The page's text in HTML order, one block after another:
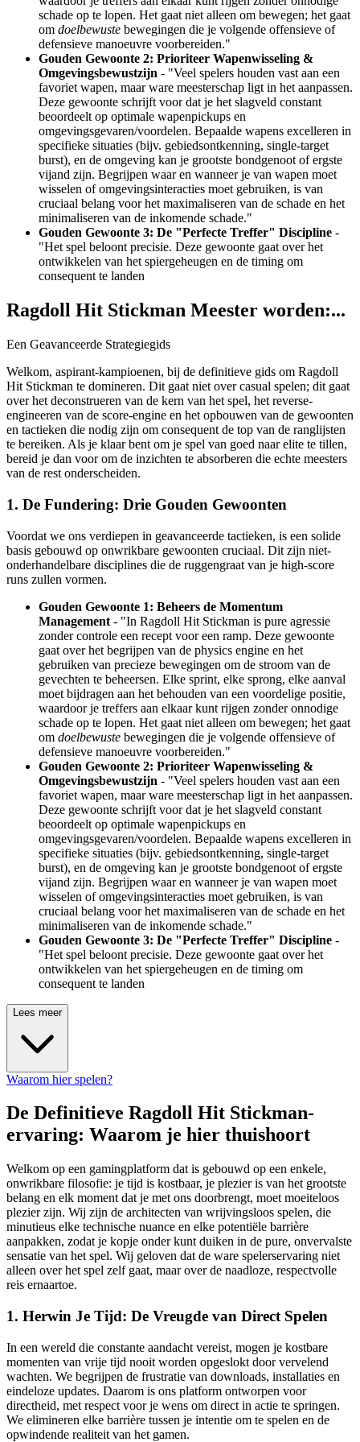
schade op te lopen. Het gaat niet alleen om bewegen; het gaat
om doelbewuste bewegingen die je volgende offensieve of
defensieve manoeuvre voorbereiden."
Gouden Gewoonte 2: Prioriteer Wapenwisseling &
Omgevingsbewustzijn - "Veel spelers houden vast aan een
favoriet wapen, maar ware meesterschap ligt in het aanpassen.
Deze gewoonte schrijft voor dat je het slagveld constant
beoordeelt op optimale wapenpickups en
omgevingsgevaren/voordelen. Bepaalde wapens excelleren in
specifieke situaties (bijv. gebiedsontkenning, single-target
burst), en de omgeving kan je grootste bondgenoot of ergste
vijand zijn. Begrijpen waar en wanneer je van wapen moet
wisselen of omgevingsinteracties moet gebruiken, is van
cruciaal belang voor het maximaliseren van de schade en het
minimaliseren van de inkomende schade."
Gouden Gewoonte 3: De "Perfecte Treffer" Discipline -
"Het spel beloont precisie. Deze gewoonte gaat over het
ontwikkelen van het spiergeheugen en de timing om
consequent te landen
Ragdoll Hit Stickman Meester worden:...
Een Geavanceerde Strategiegids
Welkom, aspirant-kampioenen, bij de definitieve gids om Ragdoll
Hit Stickman te domineren. Dit gaat niet over casual spelen; dit gaat
over het deconstrueren van de kern van het spel, het reverse-
engineeren van de score-engine en het opbouwen van de gewoonten
en tactieken die nodig zijn om consequent de top van de ranglijsten
te bereiken. Als je klaar bent om je spel van goed naar elite te tillen,
bereid je dan voor om de inzichten te absorberen die echte meesters
van de rest onderscheiden.
1. De Fundering: Drie Gouden Gewoonten
Voordat we ons verdiepen in geavanceerde tactieken, is een solide
basis gebouwd op onwrikbare gewoonten cruciaal. Dit zijn niet-
onderhandelbare disciplines die de ruggengraat van je high-score
runs zullen vormen.
Gouden Gewoonte 1: Beheers de Momentum
Management - "In Ragdoll Hit Stickman is pure agressie
zonder controle een recept voor een ramp. Deze gewoonte
gaat over het begrijpen van de physics engine en het
gebruiken van precieze bewegingen om de stroom van de
gevechten te beheersen. Elke sprint, elke sprong, elke aanval
moet bijdragen aan het behouden van een voordelige positie,
waardoor je treffers aan elkaar kunt rijgen zonder onnodige
schade op te lopen. Het gaat niet alleen om bewegen; het gaat
om doelbewuste bewegingen die je volgende offensieve of
defensieve manoeuvre voorbereiden."
Gouden Gewoonte 2: Prioriteer Wapenwisseling &
Omgevingsbewustzijn - "Veel spelers houden vast aan een
favoriet wapen, maar ware meesterschap ligt in het aanpassen.
Deze gewoonte schrijft voor dat je het slagveld constant
beoordeelt op optimale wapenpickups en
omgevingsgevaren/voordelen. Bepaalde wapens excelleren in
specifieke situaties (bijv. gebiedsontkenning, single-target
burst), en de omgeving kan je grootste bondgenoot of ergste
vijand zijn. Begrijpen waar en wanneer je van wapen moet
wisselen of omgevingsinteracties moet gebruiken, is van
cruciaal belang voor het maximaliseren van de schade en het
minimaliseren van de inkomende schade."
Gouden Gewoonte 3: De "Perfecte Treffer" Discipline -
"Het spel beloont precisie. Deze gewoonte gaat over het
ontwikkelen van het spiergeheugen en de timing om
consequent te landen
Lees meer
Waarom hier spelen?
De Definitieve Ragdoll Hit Stickman-
ervaring: Waarom je hier thuishoort
Welkom op een gamingplatform dat is gebouwd op een enkele,
onwrikbare filosofie: je tijd is kostbaar, je plezier is van het grootste
belang en elk moment dat je met ons doorbrengt, moet moeiteloos
plezier zijn. Wij zijn de architecten van wrijvingsloos spelen, die
minutieus elke technische nuance en elke potentiële barrière
aanpakken, zodat je kopje onder kunt duiken in de pure, onvervalste
sensatie van het spel. Wij geloven dat de ware spelerservaring niet
alleen over het spel zelf gaat, maar over de naadloze, respectvolle
reis ernaartoe.
1. Herwin Je Tijd: De Vreugde van Direct Spelen
In een wereld die constante aandacht vereist, mogen je kostbare
momenten van vrije tijd nooit worden opgeslokt door vervelend
wachten. We begrijpen de frustratie van downloads, installaties en
eindeloze updates. Daarom is ons platform ontworpen voor
directheid, met respect voor je wens om direct in actie te springen.
We elimineren elke barrière tussen je intentie om te spelen en de
opwindende realiteit van het gamen.